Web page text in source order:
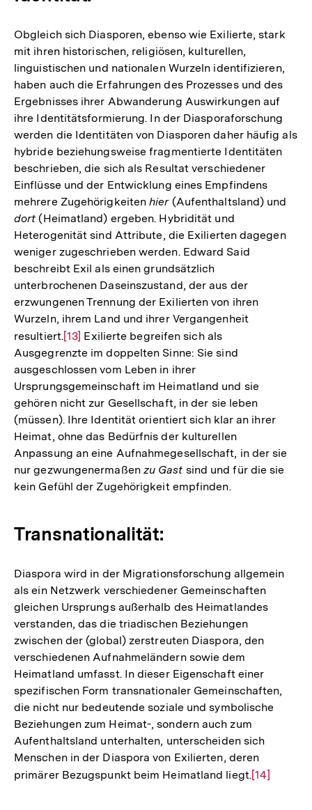
Obgleich sich Diasporen, ebenso wie Exilierte, stark
mit ihren historischen, religiösen, kulturellen,
linguistischen und nationalen Wurzeln identifizieren,
haben auch die Erfahrungen des Prozesses und des
Ergebnisses ihrer Abwanderung Auswirkungen auf
ihre Identitätsformierung. In der Diasporaforschung
werden die Identitäten von Diasporen daher häufig als
hybride beziehungsweise fragmentierte Identitäten
beschrieben, die sich als Resultat verschiedener
Einflüsse und der Entwicklung eines Empfindens
mehrere Zugehörigkeitenhier(Aufenthaltsland) und
dort (Heimatland) ergeben. Hybridität und
Heterogenität sind Attribute, die Exilierten dagegen
weniger zugeschrieben werden. Edward Said
beschreibt Exil als einen grundsätzlich
unterbrochenen Daseinszustand, der aus der
erzwungenen Trennung der Exilierten von ihren
Wurzeln, ihrem Land und ihrer Vergangenheit
resultiert.Zur
Auflösung
der
Fußnote
[13] Exilierte begreifen sich als
Ausgegrenzte im doppelten Sinne: Sie sind
ausgeschlossen vom Leben in ihrer
Ursprungsgemeinschaft im Heimatland und sie
gehören nicht zur Gesellschaft, in der sie leben
(müssen). Ihre Identität orientiert sich klar an ihrer
Heimat, ohne das Bedürfnis der kulturellen
Anpassung an eine Aufnahmegesellschaft, in der sie
nur gezwungenermaßen zu Gast sind und für die sie
kein Gefühl der Zugehörigkeit empfinden.
Transnationalität:
Diaspora wird in der Migrationsforschung allgemein
als ein Netzwerk verschiedener Gemeinschaften
gleichen Ursprungs außerhalb des Heimatlandes
verstanden, das die triadischen Beziehungen
zwischen der (global) zerstreuten Diaspora, den
verschiedenen Aufnahmeländern sowie dem
Heimatland umfasst. In dieser Eigenschaft einer
spezifischen Form transnationaler Gemeinschaften,
die nicht nur bedeutende soziale und symbolische
Beziehungen zum Heimat-, sondern auch zum
Aufenthaltsland unterhalten, unterscheiden sich
Menschen in der Diaspora von Exilierten, deren
primärer Bezugspunkt beim Heimatland liegt.Zur
[14]